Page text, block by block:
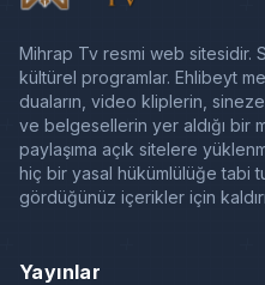
Mihrap Tv resmi web sitesidir.
kültürel programlar. Ehlibeyt
duaların, video kliplerin,
ve belgesellerin yer aldığı bir
paylaşıma açık sitelere
hiç bir yasal hükümlülüğe tabi
gördüğünüz içerikler için
Yayınlar